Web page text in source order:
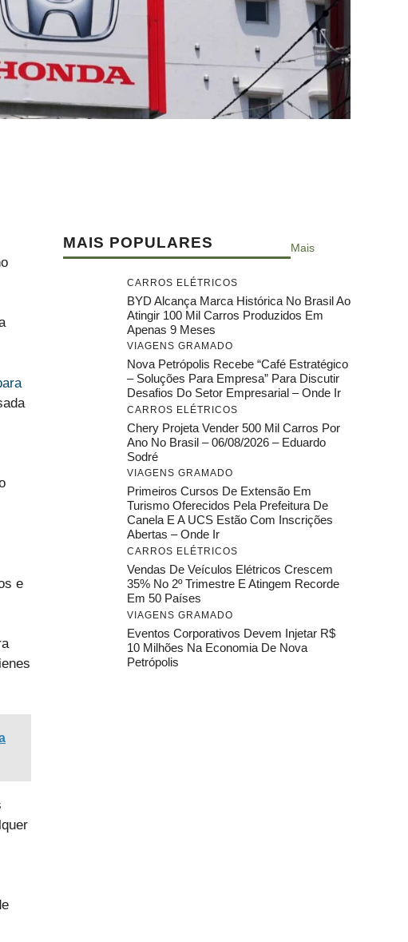
e
MAIS POPULARES Mais
CARROS ELÉTRICOS
BYD Alcança Marca Histórica No Brasil Ao
Atingir 100 Mil Carros Produzidos Em
Apenas 9 Meses
VIAGENS GRAMADO
Nova Petrópolis Recebe “Café Estratégico
– Soluções Para Empresa” Para Discutir
Desafios Do Setor Empresarial – Onde Ir
CARROS ELÉTRICOS
Chery Projeta Vender 500 Mil Carros Por
Ano No Brasil – 06/08/2026 – Eduardo
Sodré
VIAGENS GRAMADO
Primeiros Cursos De Extensão Em
Turismo Oferecidos Pela Prefeitura De
Canela E A UCS Estão Com Inscrições
Abertas – Onde Ir
CARROS ELÉTRICOS
Vendas De Veículos Elétricos Crescem
35% No 2º Trimestre E Atingem Recorde
Em 50 Países
VIAGENS GRAMADO
Eventos Corporativos Devem Injetar R$
10 Milhões Na Economia De Nova
Petrópolis